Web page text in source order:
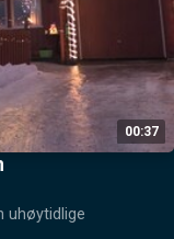
00:37
uhøytidlige